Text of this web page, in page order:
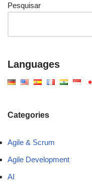
Pesquisar
Languages
Categories
Agile & Scrum
Agile Development
AI